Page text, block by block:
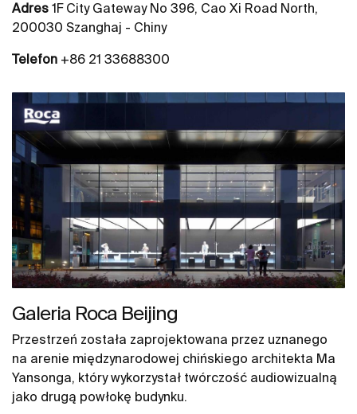
Adres 1F City Gateway No 396, Cao Xi Road North,
200030 Szanghaj - Chiny
Telefon +86 21 33688300
Galeria Roca Beijing
Przestrzeń została zaprojektowana przez uznanego
na arenie międzynarodowej chińskiego architekta Ma
Yansonga, który wykorzystał twórczość audiowizualną
jako drugą powłokę budynku.